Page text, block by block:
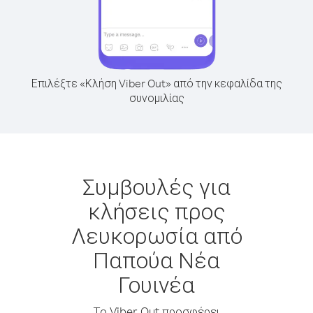
Επιλέξτε «Κλήση Viber Out» από την κεφαλίδα της
συνομιλίας
Συμβουλές για
κλήσεις προς
Λευκορωσία από
Παπούα Νέα
Γουινέα